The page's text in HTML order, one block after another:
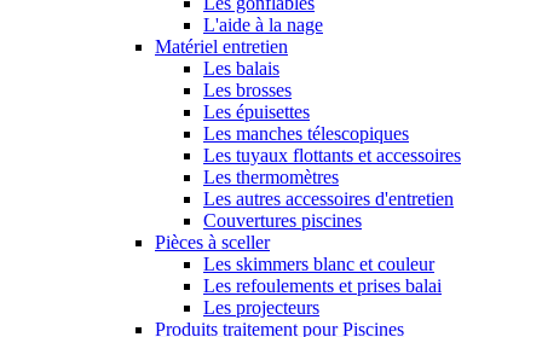
L'aide à la nage
Matériel entretien
Les balais
Les brosses
Les épuisettes
Les manches télescopiques
Les tuyaux flottants et accessoires
Les thermomètres
Les autres accessoires d'entretien
Couvertures piscines
Pièces à sceller
Les skimmers blanc et couleur
Les refoulements et prises balai
Les projecteurs
Produits traitement pour Piscines